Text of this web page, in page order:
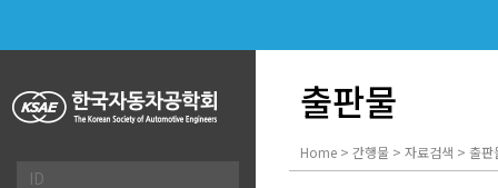
출판물
Home > 간행물 > 자료검색 > 출판